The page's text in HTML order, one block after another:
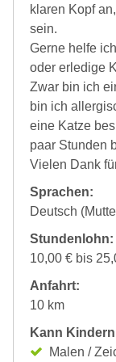
klaren Kopf
sein.
Gerne helfe
oder erledige
Zwar bin ich
bin ich
eine Katze
paar Stunden
Vielen Dank
Sprachen:
Deutsch
Stundenlohn:
10,00 € bis
Anfahrt:
10 km
Kann
Malen /